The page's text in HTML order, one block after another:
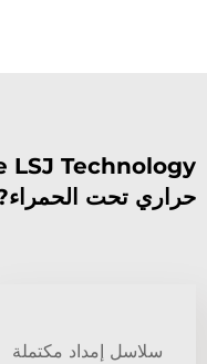
حراري تحت الحمراء?
سلاسل إمداد مكتملة